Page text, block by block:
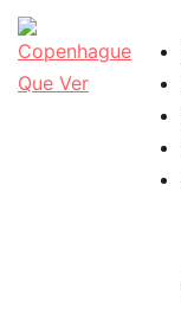
Saltar
contenido